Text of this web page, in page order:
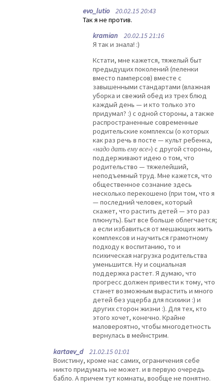
evo_lutio20.02.15 20:43
Так я не против.
kramian 20.02.15 21:16
Я так и знала! :)
Кстати, мне кажется, тяжелый быт
предыдущих поколений (пеленки
вместо памперсов) вместе с
завышенными стандартами (влажная
уборка и свежий обед из трех блюд
каждый день — и кто только это
придумал? :) с одной стороны, а также
распространенные современные
родительские комплексы (о которых
как раз речь в посте — культ ребенка,
«надо дать ему все») с другой стороны,
поддерживают идею о том, что
родительство — тяжелейший,
неподъемный труд. Мне кажется, что
общественное сознание здесь
несколько перекошено (при том, что я
— последний человек, который
скажет, что растить детей — это раз
плюнуть). Быт все больше облегчается;
а если избавиться от мешающих жить
комплексов и научиться грамотному
подходу к воспитанию, то и
психическая нагрузка родительства
уменьшится. Ну и социальная
поддержка растет. Я думаю, что
прогресс должен привести к тому, что
станет возможным вырастить и много
детей без ущерба для психики :) и
других сторон жизни :). Для тех, кто
этого хочет, конечно. Крайне
маловероятно, чтобы многодетность
вернулась в мейнстрим.
kartaev_d21.02.15 01:01
Воистину, кроме нас самих, ограничения себе
никто придумать не может. и в первую очередь
бабло. А причем тут комнаты, вообще не понятно.